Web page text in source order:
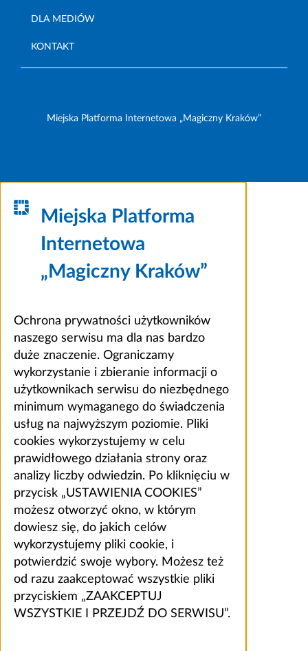
DLA MEDIÓW
KONTAKT
Miejska Platforma Internetowa „Magiczny Kraków”
Miejska Platforma
Internetowa
„Magiczny Kraków”
Ochrona prywatności użytkowników
naszego serwisu ma dla nas bardzo
duże znaczenie. Ograniczamy
wykorzystanie i zbieranie informacji o
użytkownikach serwisu do niezbędnego
minimum wymaganego do świadczenia
usług na najwyższym poziomie. Pliki
cookies wykorzystujemy w celu
prawidłowego działania strony oraz
analizy liczby odwiedzin. Po kliknięciu w
przycisk „USTAWIENIA COOKIES”
możesz otworzyć okno, w którym
dowiesz się, do jakich celów
wykorzystujemy pliki cookie, i
potwierdzić swoje wybory. Możesz też
od razu zaakceptować wszystkie pliki
przyciskiem „ZAAKCEPTUJ
WSZYSTKIE I PRZEJDŹ DO SERWISU”.